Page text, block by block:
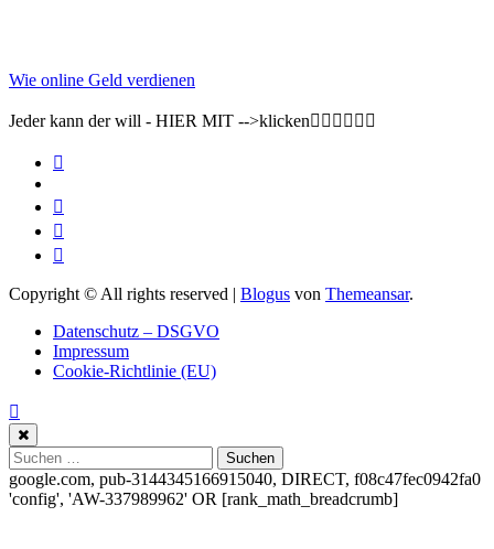
Wie online Geld verdienen
Jeder kann der will - HIER MIT -->klicken👇🏽👇🏽👇🏽
Copyright © All rights reserved | Blogus von Themeansar.
Datenschutz – DSGVO
Impressum
Cookie-Richtlinie (EU)
Suchen
nach:
google.com, pub-3144345166915040, DIRECT, f08c47fec0942fa0
'config', 'AW-337989962' OR [rank_math_breadcrumb]